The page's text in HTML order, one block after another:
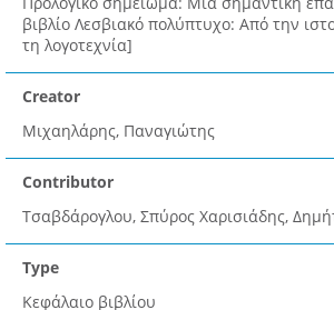
βιβλίο Λεσβιακό πολύπτυχο: Από την
τη λογοτεχνία]
Creator
Μιχαηλάρης, Παναγιώτης
Contributor
Τσαβδάρογλου, Σπύρος Χαρισιάδης,
Type
Κεφάλαιο βιβλίου